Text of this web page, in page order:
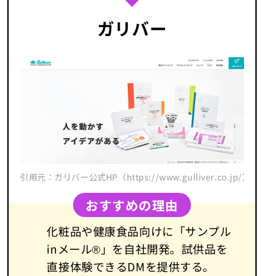
ガリバー
引用元：ガリバー公式HP（https://www.gulliver.co.jp/）
おすすめの理由
化粧品や健康食品向けに「サンプル
inメール®」を自社開発。試供品を
直接体験できるDMを提供する。